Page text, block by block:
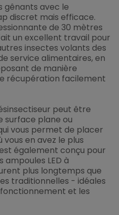
gênants avec le
discret mais efficace.
de 30 mètres
un excellent travail pour
insectes volants des
service alimentaires, en
de manière
récupération facilement
peut être
surface plane ou
vous permet de placer
en avez le plus
également conçu pour
LED à
plus longtemps que
traditionnelles - idéales
et les